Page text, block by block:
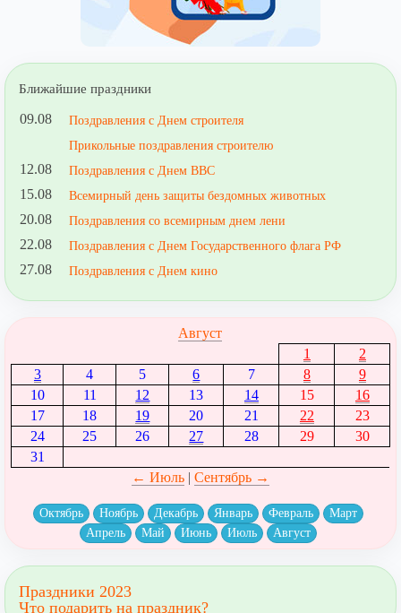
Ближайшие праздники
09.08
Поздравления с Днем строителя
Прикольные поздравления строителю
12.08 Поздравления с Днем ВВС
15.08 Всемирный день защиты бездомных животных
20.08 Поздравления со всемирным днем лени
22.08 Поздравления с Днем Государственного флага РФ
27.08 Поздравления с Днем кино
Август
1
2
3
4 5 6 7 8
9
10
11 12 13 14 15
16
17
18 19 20 21 22
23
24
25 26 27 28 29
30
31
← Июль| Сентябрь →
Октябрь Ноябрь Декабрь Январь Февраль
Март
Апрель
Май Июнь Июль Август
Праздники 2023
Что подарить на праздник?